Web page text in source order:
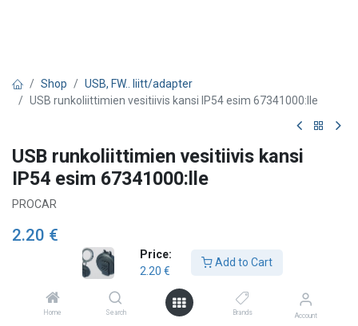
Price:
2.20 €
Add to Cart
Home Search Brands Account
Shop
USB, FW.. liitt/adapter
USB runkoliittimien vesitiivis kansi IP54 esim 67341000:lle
USB runkoliittimien vesitiivis kansi
IP54 esim 67341000:lle
PROCAR
2.20 €
Add to Cart